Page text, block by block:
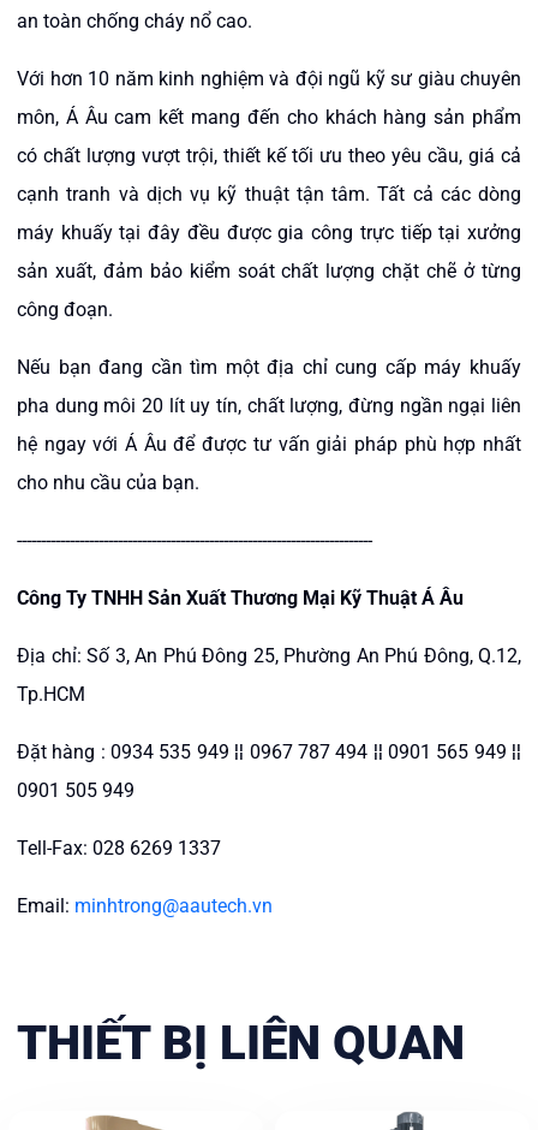
an toàn chống cháy nổ cao.
Với hơn 10 năm kinh nghiệm và đội ngũ kỹ sư giàu chuyên
môn, Á Âu cam kết mang đến cho khách hàng sản phẩm
có chất lượng vượt trội, thiết kế tối ưu theo yêu cầu, giá cả
cạnh tranh và dịch vụ kỹ thuật tận tâm. Tất cả các dòng
máy khuấy tại đây đều được gia công trực tiếp tại xưởng
sản xuất, đảm bảo kiểm soát chất lượng chặt chẽ ở từng
công đoạn.
Nếu bạn đang cần tìm một địa chỉ cung cấp máy khuấy
pha dung môi 20 lít uy tín, chất lượng, đừng ngần ngại liên
hệ ngay với Á Âu để được tư vấn giải pháp phù hợp nhất
cho nhu cầu của bạn.
--------------------------------------------------------------------------
Công Ty TNHH Sản Xuất Thương Mại Kỹ Thuật Á Âu
Địa chỉ: Số 3, An Phú Đông 25, Phường An Phú Đông, Q.12,
Tp.HCM
Đặt hàng : 0934 535 949 ¦¦ 0967 787 494 ¦¦ 0901 565 949 ¦¦
0901 505 949
Tell-Fax: 028 6269 1337
Email: minhtrong@aautech.vn
THIẾT BỊ LIÊN QUAN